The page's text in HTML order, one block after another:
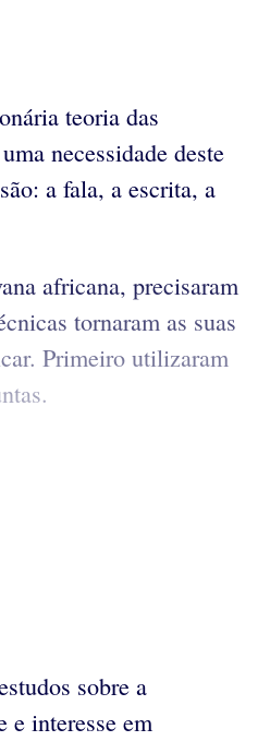
teoria das
necessidade deste
a fala, a escrita, a
africana, precisaram
tornaram as suas
Primeiro utilizaram
sobre a
e interesse em